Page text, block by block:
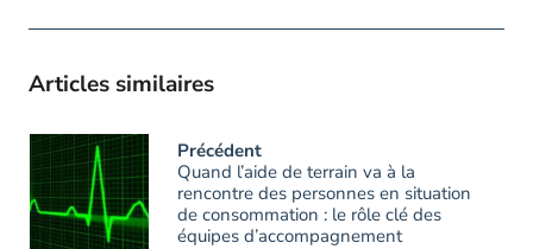
Articles similaires
Précédent
Quand l’aide de terrain va à la
rencontre des personnes en situation
de consommation : le rôle clé des
équipes d’accompagnement